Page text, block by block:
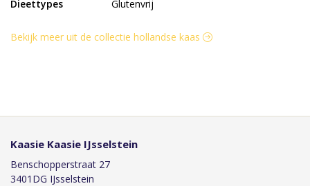
Dieettypes
Glutenvrij
Bekijk meer uit de collectie hollandse kaas
Kaasie Kaasie IJsselstein
Benschopperstraat 27
3401DG IJsselstein